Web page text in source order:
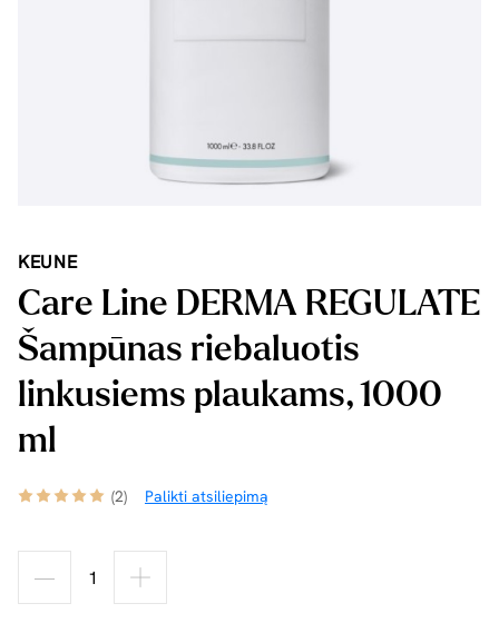
KEUNE
Care Line DERMA REGULATE
Šampūnas riebaluotis
linkusiems plaukams, 1000
ml
(2) Palikti atsiliepimą